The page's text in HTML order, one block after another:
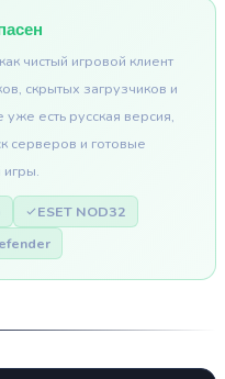
чистый игровой клиент
скрытых загрузчиков и
есть русская версия,
серверов и готовые
ESET NOD32